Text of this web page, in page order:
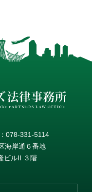
078-331-5114
海岸通６番地
ビルII ３階